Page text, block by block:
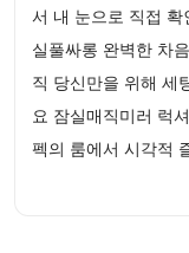
서 내 눈으로 직접
실풀싸롱 완벽한 차
직 당신만을 위해 세
요 잠실매직미러 럭
펙의 룸에서 시각적